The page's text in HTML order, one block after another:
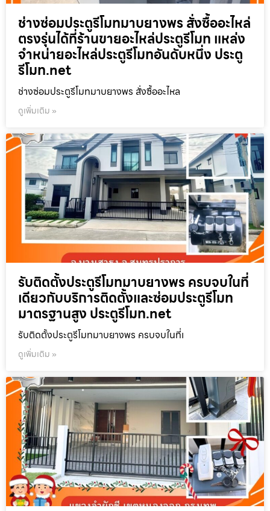
ช่างซ่อมประตูรีโมทมาบยางพร สั่งซื้ออะไหล่
ตรงรุ่นได้ที่ร้านขายอะไหล่ประตูรีโมท แหล่ง
จำหน่ายอะไหล่ประตูรีโมทอันดับหนึ่ง ประตู
รีโมท.net
ช่างซ่อมประตูรีโมทมาบยางพร สั่งซื้ออะไหล
ดูเพิ่มเติม »
รับติดตั้งประตูรีโมทมาบยางพร ครบจบในที่
เดียวกับบริการติดตั้งและซ่อมประตูรีโมท
มาตรฐานสูง ประตูรีโมท.net
รับติดตั้งประตูรีโมทมาบยางพร ครบจบในที่เ
ดูเพิ่มเติม »